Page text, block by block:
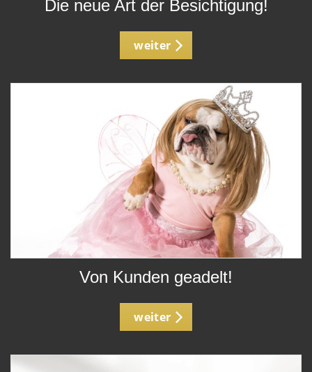
Die neue Art der Besichtigung!
weiter
Von Kunden geadelt!
weiter